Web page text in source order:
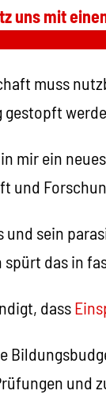
uns mit
muss
mir ein
und
und sein
das in
dass
und